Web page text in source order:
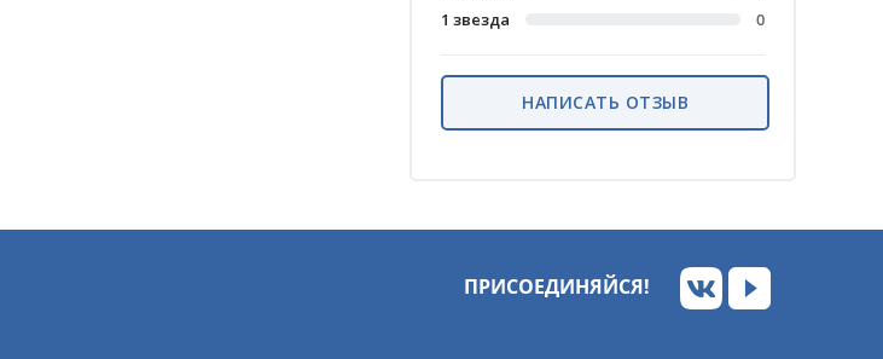
1 звезда
0
НАПИСАТЬ ОТЗЫВ
ПРИСОЕДИНЯЙСЯ!